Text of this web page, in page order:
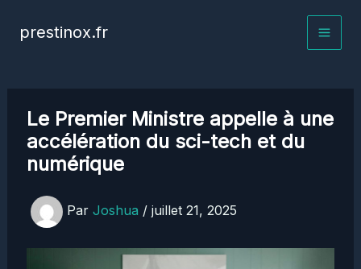
prestinox.fr
Le Premier Ministre appelle à une
accélération du sci-tech et du
numérique
Par Joshua / juillet 21, 2025